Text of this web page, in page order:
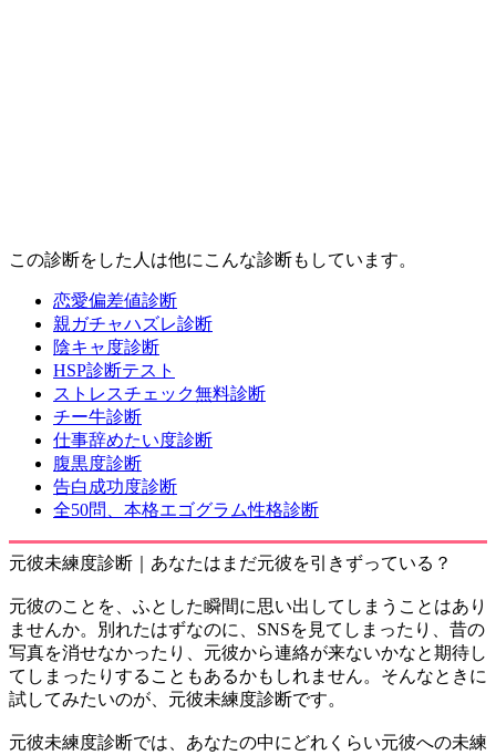
この診断をした人は他にこんな診断もしています。
恋愛偏差値診断
親ガチャハズレ診断
陰キャ度診断
HSP診断テスト
ストレスチェック無料診断
チー牛診断
仕事辞めたい度診断
腹黒度診断
告白成功度診断
全50問、本格エゴグラム性格診断
元彼未練度診断｜あなたはまだ元彼を引きずっている？
元彼のことを、ふとした瞬間に思い出してしまうことはあり
ませんか。別れたはずなのに、SNSを見てしまったり、昔の
写真を消せなかったり、元彼から連絡が来ないかなと期待し
てしまったりすることもあるかもしれません。そんなときに
試してみたいのが、元彼未練度診断です。
元彼未練度診断では、あなたの中にどれくらい元彼への未練